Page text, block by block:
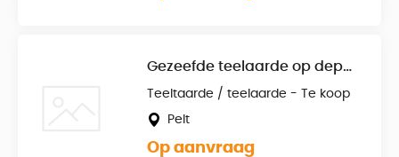
Gezeefde teelaarde op depot te Pelt
Teeltaarde / teelaarde - Te koop
Pelt
Op aanvraag